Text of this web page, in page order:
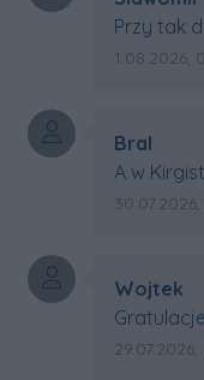
Treść
Przy tak
Artura.
Data
1.08.2026,
Autor
Bral
Treść
A w
Swiata?
Data
Autor
Wojtek
Treść
Data
29.07.2026,